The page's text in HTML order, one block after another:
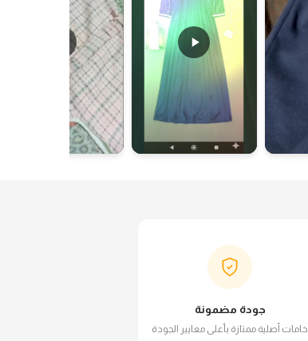
جودة مضمونة
خامات أصلية ممتازة بأعلى معايير الجودة